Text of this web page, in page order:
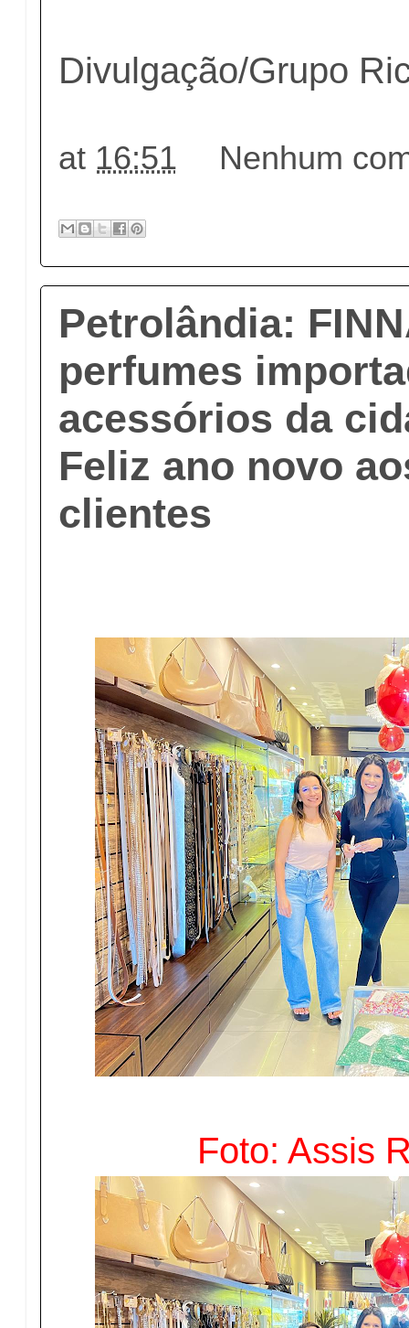
Divulgação/Grupo
at 16:51 Nenhum
Petrolândia:
perfumes
acessórios da
Feliz ano novo
clientes
Foto: Assis